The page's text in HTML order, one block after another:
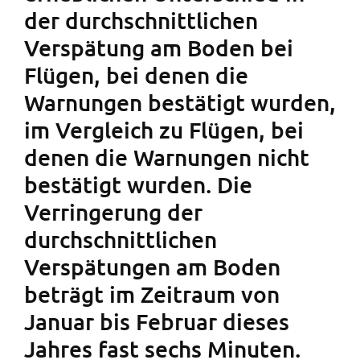
der durchschnittlichen
Verspätung am Boden bei
Flügen, bei denen die
Warnungen bestätigt wurden,
im Vergleich zu Flügen, bei
denen die Warnungen nicht
bestätigt wurden. Die
Verringerung der
durchschnittlichen
Verspätungen am Boden
beträgt im Zeitraum von
Januar bis Februar dieses
Jahres fast sechs Minuten.